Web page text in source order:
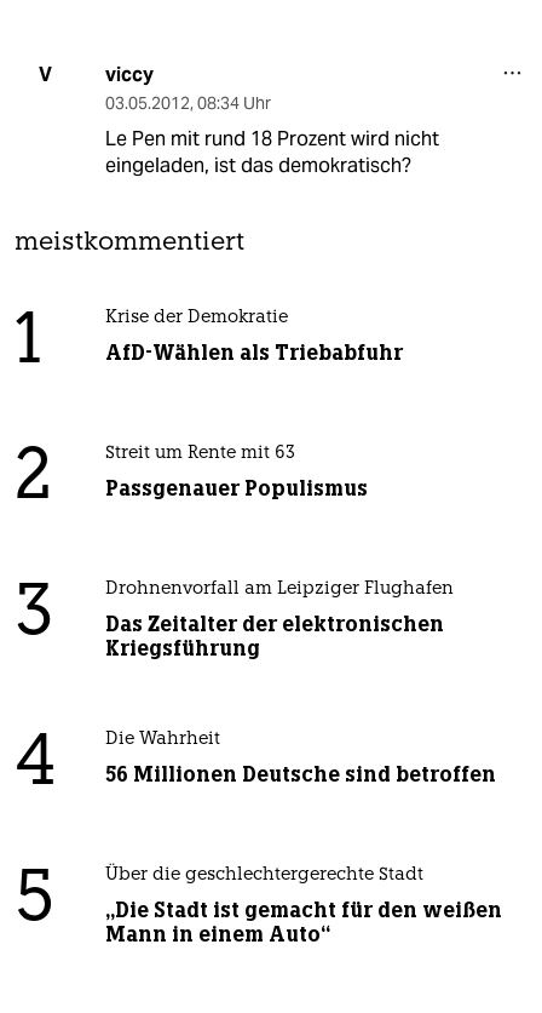
V viccy
03.05.2012, 08:34 Uhr
Le Pen mit rund 18 Prozent wird nicht
eingeladen, ist das demokratisch?
meistkommentiert
1 Krise der Demokratie
AfD-Wählen als Triebabfuhr
2 Streit um Rente mit 63
Passgenauer Populismus
3 Drohnenvorfall am Leipziger Flughafen
Das Zeitalter der elektronischen
Kriegsführung
4 Die Wahrheit
56 Millionen Deutsche sind betroffen
5 Über die geschlechtergerechte Stadt
„Die Stadt ist gemacht für den weißen
Mann in einem Auto“